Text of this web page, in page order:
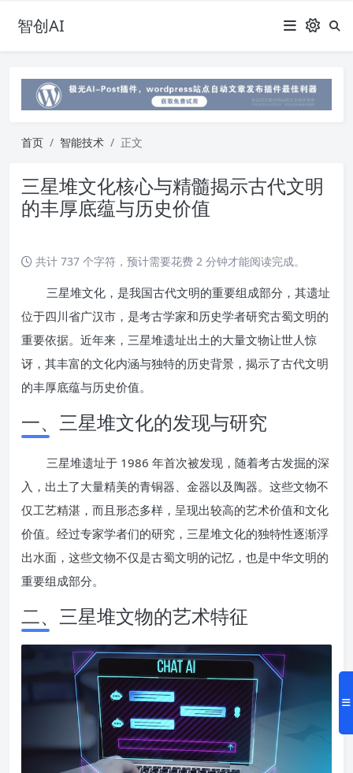
智创AI
首页 智能技术 正文
三星堆文化核心与精髓揭示古代文明
的丰厚底蕴与历史价值
共计 737 个字符，预计需要花费 2 分钟才能阅读完成。
三星堆文化，是我国古代文明的重要组成部分，其遗址
位于四川省广汉市，是考古学家和历史学者研究古蜀文明的
重要依据。近年来，三星堆遗址出土的大量文物让世人惊
讶，其丰富的文化内涵与独特的历史背景，揭示了古代文明
的丰厚底蕴与历史价值。
一、三星堆文化的发现与研究
三星堆遗址于 1986 年首次被发现，随着考古发掘的深
入，出土了大量精美的青铜器、金器以及陶器。这些文物不
仅工艺精湛，而且形态多样，呈现出较高的艺术价值和文化
价值。经过专家学者们的研究，三星堆文化的独特性逐渐浮
出水面，这些文物不仅是古蜀文明的记忆，也是中华文明的
重要组成部分。
二、三星堆文物的艺术特征